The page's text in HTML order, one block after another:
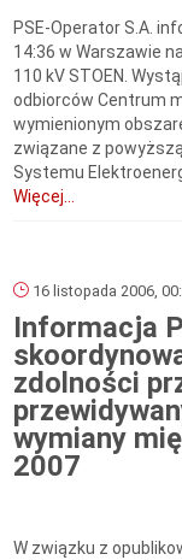
PSE-Operator S.A.
14:36 w Warszawie
110 kV STOEN.
odbiorców Centrum
wymienionym
związane z
Systemu
Więcej...
16 listopada 2006,
Informacja
zdolności
wymiany
2007
W związku z